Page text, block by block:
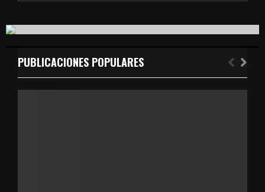
c
f
E
A
PUBLICACIONES POPULARES